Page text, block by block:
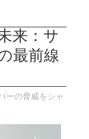
来：サ
最前線
ーの脅威をシャ